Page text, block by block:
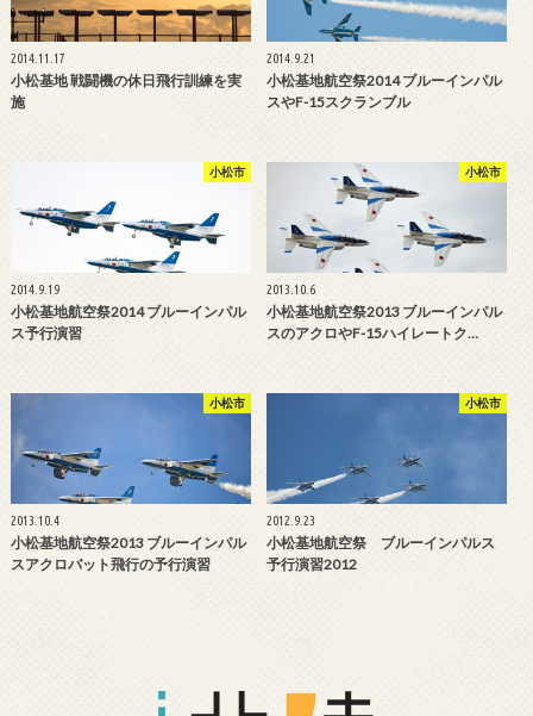
2014.11.17
小松基地 戦闘機の休日飛行訓練を実
施
2014.9.21
小松基地航空祭2014 ブルーインパル
スやF-15スクランブル
小松市
2014.9.19
小松基地航空祭2014 ブルーインパル
ス予行演習
小松市
2013.10.6
小松基地航空祭2013 ブルーインパル
スのアクロやF-15ハイレートク…
小松市
2013.10.4
小松基地航空祭2013 ブルーインパル
スアクロバット飛行の予行演習
小松市
2012.9.23
小松基地航空祭 ブルーインパルス
予行演習2012